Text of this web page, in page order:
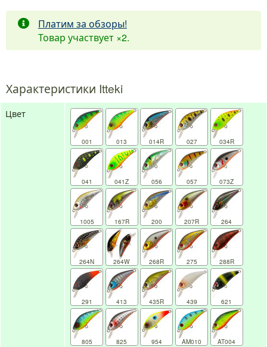
Платим за обзоры!
Товар участвует ×2.
Характеристики Itteki
Цвет
001 013 014R 027 034R
041 041Z 056 057 073Z
1005 167R 200 207R 264
264N 264W 268R 275 288R
291 413 435R 439 621
805 825 954 AM010 AT004